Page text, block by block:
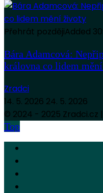
Přehrát pozdějiAdded
Bára Adamcová:
královna co lidem
Zradci
14. 5. 2026 24. 5. 2026
© 2024 - 2025
Top